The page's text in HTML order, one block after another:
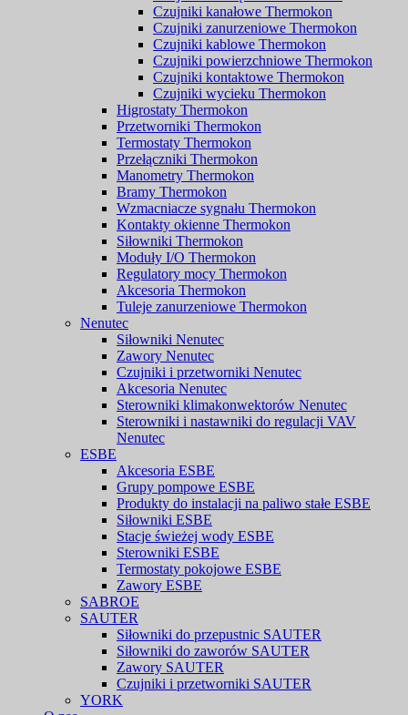
Czujniki kanałowe Thermokon
Czujniki zanurzeniowe Thermokon
Czujniki kablowe Thermokon
Czujniki powierzchniowe Thermokon
Czujniki kontaktowe Thermokon
Czujniki wycieku Thermokon
Higrostaty Thermokon
Przetworniki Thermokon
Termostaty Thermokon
Przełączniki Thermokon
Manometry Thermokon
Bramy Thermokon
Wzmacniacze sygnału Thermokon
Kontakty okienne Thermokon
Siłowniki Thermokon
Moduły I/O Thermokon
Regulatory mocy Thermokon
Akcesoria Thermokon
Tuleje zanurzeniowe Thermokon
Nenutec
Siłowniki Nenutec
Zawory Nenutec
Czujniki i przetworniki Nenutec
Akcesoria Nenutec
Sterowniki klimakonwektorów Nenutec
Sterowniki i nastawniki do regulacji VAV
Nenutec
ESBE
Akcesoria ESBE
Grupy pompowe ESBE
Produkty do instalacji na paliwo stałe ESBE
Siłowniki ESBE
Stacje świeżej wody ESBE
Sterowniki ESBE
Termostaty pokojowe ESBE
Zawory ESBE
SABROE
SAUTER
Siłowniki do przepustnic SAUTER
Siłowniki do zaworów SAUTER
Zawory SAUTER
Czujniki i przetworniki SAUTER
YORK